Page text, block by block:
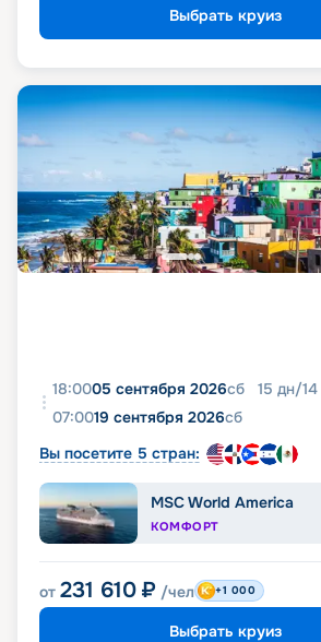
Выбрать круиз
18:0005 сентября 2026сб 15 дн/14
07:0019 сентября 2026сб
Вы посетите 5 стран:
MSC World America
КОМФОРТ
от 231 610 ₽ /чел +1 000
Выбрать круиз